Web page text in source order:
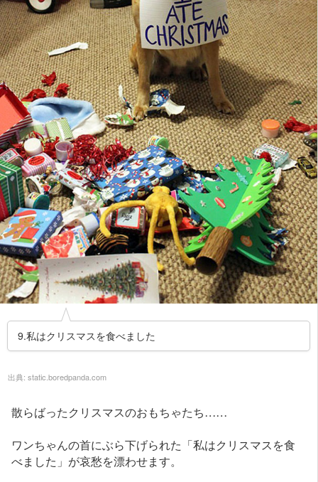
9.私はクリスマスを食べました
出典: static.boredpanda.com
散らばったクリスマスのおもちゃたち……
ワンちゃんの首にぶら下げられた「私はクリスマスを食
べました」が哀愁を漂わせます。